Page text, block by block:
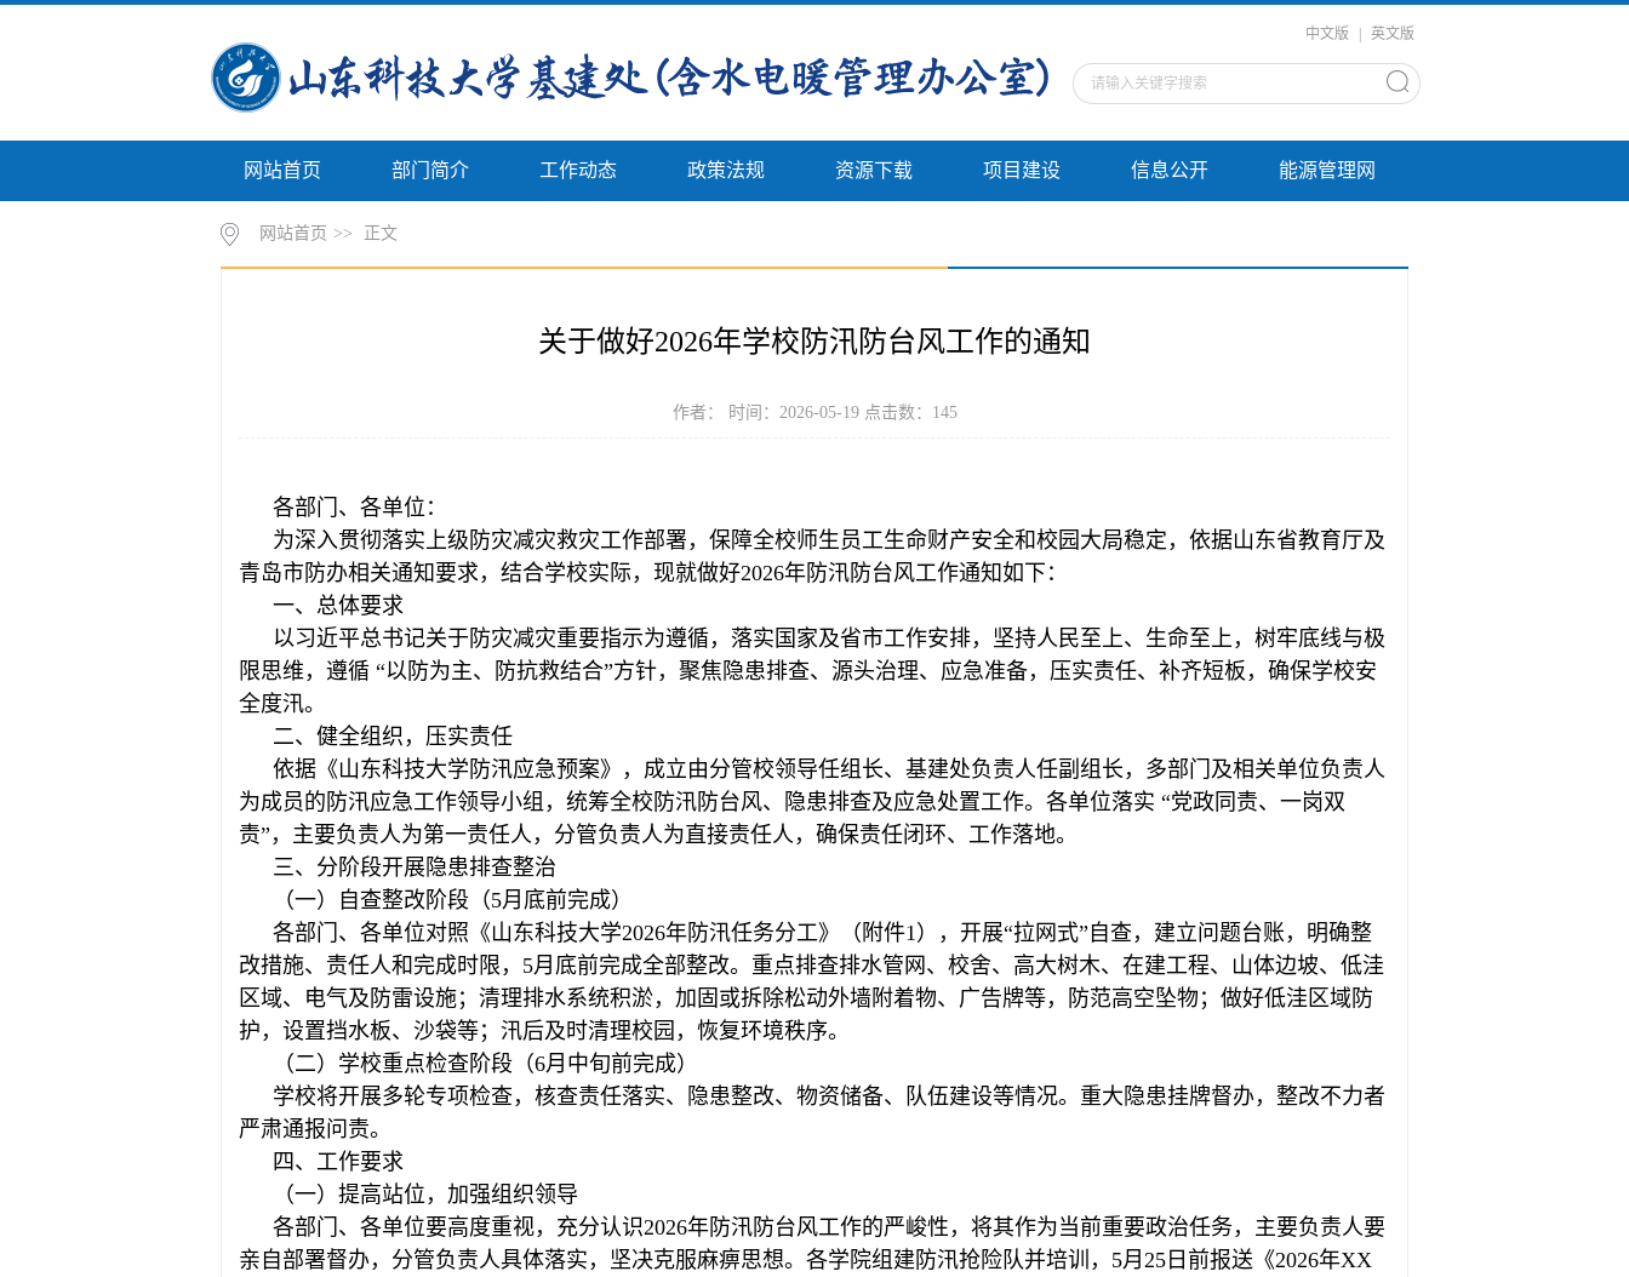
中文版 英文版
网站首页 部门简介 工作动态 政策法规 资源下载 项目建设 信息公开 能源管理网
网站首页 >> 正文
关于做好2026年学校防汛防台风工作的通知
作者： 时间：2026-05-19 点击数： 145
各部门、各单位：
为深入贯彻落实上级防灾减灾救灾工作部署，保障全校师生员工生命财产安全和校园大局稳定，依据山东省教育厅及
青岛市防办相关通知要求，结合学校实际，现就做好2026年防汛防台风工作通知如下：
一、总体要求
以习近平总书记关于防灾减灾重要指示为遵循，落实国家及省市工作安排，坚持人民至上、生命至上，树牢底线与极
限思维，遵循 “以防为主、防抗救结合”方针，聚焦隐患排查、源头治理、应急准备，压实责任、补齐短板，确保学校安
全度汛。
二、健全组织，压实责任
依据《山东科技大学防汛应急预案》，成立由分管校领导任组长、基建处负责人任副组长，多部门及相关单位负责人
为成员的防汛应急工作领导小组，统筹全校防汛防台风、隐患排查及应急处置工作。各单位落实 “党政同责、一岗双
责”，主要负责人为第一责任人，分管负责人为直接责任人，确保责任闭环、工作落地。
三、分阶段开展隐患排查整治
（一）自查整改阶段（5月底前完成）
各部门、各单位对照《山东科技大学2026年防汛任务分工》（附件1），开展“拉网式”自查，建立问题台账，明确整
改措施、责任人和完成时限，5月底前完成全部整改。重点排查排水管网、校舍、高大树木、在建工程、山体边坡、低洼
区域、电气及防雷设施；清理排水系统积淤，加固或拆除松动外墙附着物、广告牌等，防范高空坠物；做好低洼区域防
护，设置挡水板、沙袋等；汛后及时清理校园，恢复环境秩序。
（二）学校重点检查阶段（6月中旬前完成）
学校将开展多轮专项检查，核查责任落实、隐患整改、物资储备、队伍建设等情况。重大隐患挂牌督办，整改不力者
严肃通报问责。
四、工作要求
（一）提高站位，加强组织领导
各部门、各单位要高度重视，充分认识2026年防汛防台风工作的严峻性，将其作为当前重要政治任务，主要负责人要
亲自部署督办，分管负责人具体落实，坚决克服麻痹思想。各学院组建防汛抢险队并培训，5月25日前报送《2026年XX